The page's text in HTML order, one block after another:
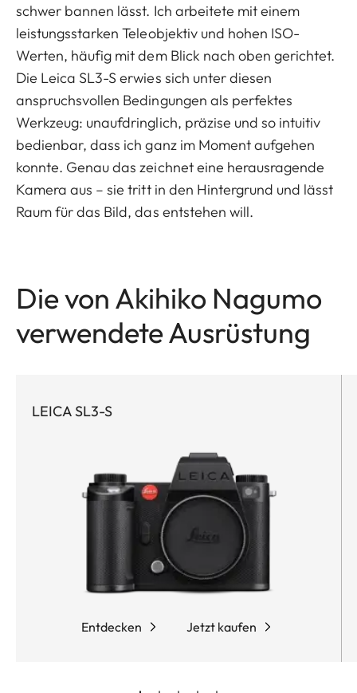
schwer bannen lässt. Ich arbeitete mit einem
leistungsstarken Teleobjektiv und hohen ISO-
Werten, häufig mit dem Blick nach oben gerichtet.
Die Leica SL3-S erwies sich unter diesen
anspruchsvollen Bedingungen als perfektes
Werkzeug: unaufdringlich, präzise und so intuitiv
bedienbar, dass ich ganz im Moment aufgehen
konnte. Genau das zeichnet eine herausragende
Kamera aus – sie tritt in den Hintergrund und lässt
Raum für das Bild, das entstehen will.
Die von Akihiko Nagumo
verwendete Ausrüstung
LEICA SL3-S
Entdecken Jetzt kaufen